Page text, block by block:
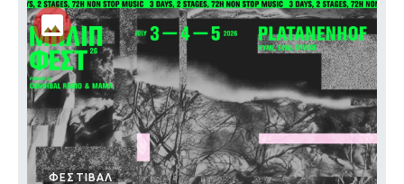
ΦΕΣΤΙΒΑΛ